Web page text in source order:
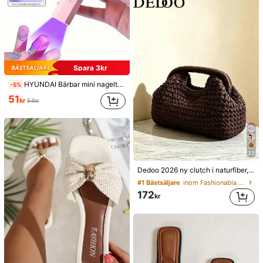
Spara 3kr
-5% HYUNDAI Bärbar mini nageltorkare, uppladdningsbar handhållen nagellampa UV/LED, nageltorkande ljus med digital display, snabbtorkande nagellampa, lämplig för dagliga utflykter, nagelvårdstillbehör för kvinnor
51kr 54kr
33
Dedoo 2026 ny clutch i naturfiber, handvävd strandväska i raffiagräs för sommaren, stråväska, boho chic
#1 Bästsäljare inom Fashionabla Kvinnor Kopplingar
172kr